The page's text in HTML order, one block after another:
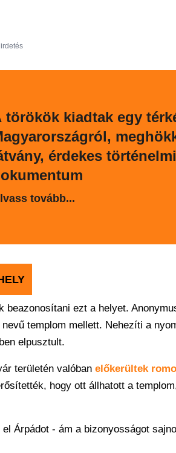
törökök kiadtak egy
érdekes történelmi
tovább...
ezt a helyet.
templom mellett. Nehezíti a
elpusztult.
területén valóban előkerültek
hogy ott állhatott a
Árpádot - ám a bizonyosságot